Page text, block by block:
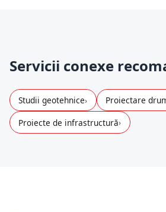
Servicii conexe
Studii geotehnice
Proiectare
Proiecte de infrastructură